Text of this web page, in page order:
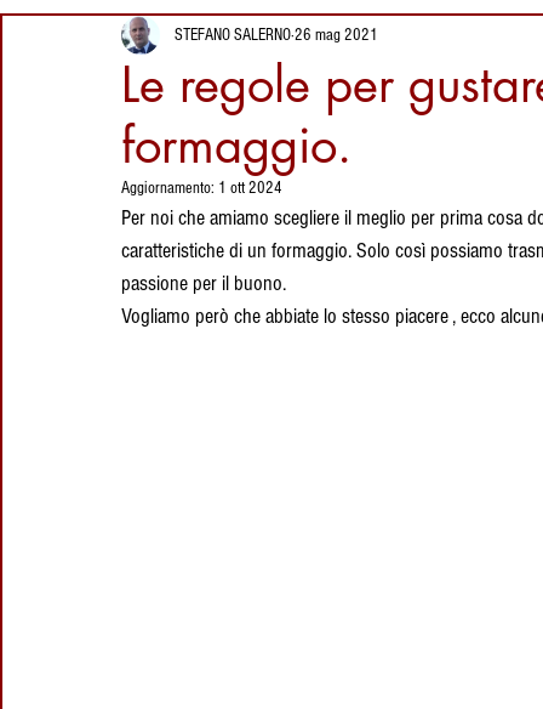
Segreti del
Coltello Sardo
Tradizionale
2 giorni fa
Luoghi da visitare
in Sardegna: Sa
Giara Manna,
l'altopiano dei
cavallini selvatici
4 giorni fa
Su Coccu Sardo:
Storia, Leggenda
e Significato
dell’Amuleto della
Sardegna
Ricette della Sardegna Vini della Sardegna
Proverbi Sardi Eventi in Sardegna
Luoghi della Sardegna Artigianato Sardo
Liquori vacanze in sardegna
Le regole per
formaggio.
STEFANO SALERNO26 mag 2021
Aggiornamento: 1 ott 2024
Per noi che amiamo scegliere il meglio per prima cosa
caratteristiche di un formaggio. Solo così possiamo
passione per il buono.
Vogliamo però che abbiate lo stesso piacere , ecco